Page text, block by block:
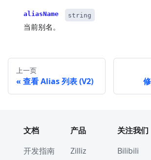
aliasName string
当前别名。
上一页
查看 Alias 列表 (V2)
文档
开发指南
产品
Zilliz
关注我们
Bilibili